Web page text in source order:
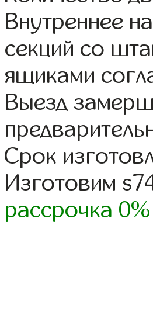
Внутреннее
секций со
ящиками
Выезд
Срок
Изготовим
рассрочка